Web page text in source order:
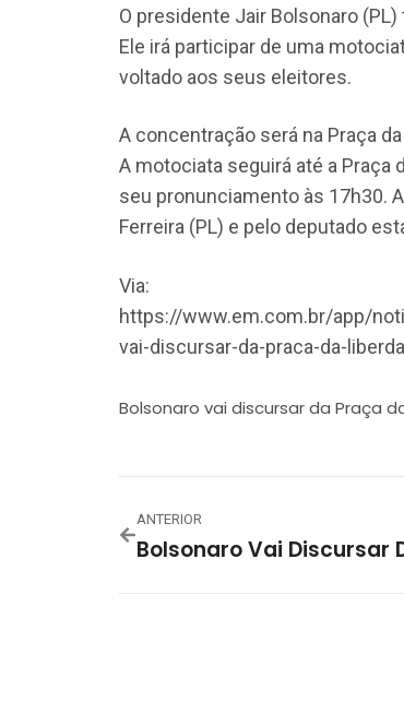
O presidente Jair Bolsonaro
Ele irá participar de uma
voltado aos seus eleitores.
A concentração será na Praça
A motociata seguirá até a Praça
seu pronunciamento às 17h30.
Ferreira (PL) e pelo deputado
Via:
https://www.em.com.br/app/
vai-discursar-da-praca-da-
Bolsonaro vai discursar da Praça
ANTERIOR